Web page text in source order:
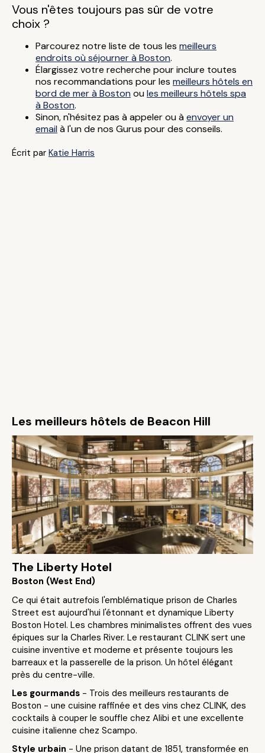
Vous n'êtes toujours pas sûr de votre
choix ?
Parcourez notre liste de tous les meilleurs
endroits où séjourner à Boston.
Élargissez votre recherche pour inclure toutes
nos recommandations pour les meilleurs hôtels en
bord de mer à Boston oules meilleurs hôtels spa
à Boston.
Sinon, n'hésitez pas à appeler ou àenvoyer un
email à l'un de nos Gurus pour des conseils.
Écrit par Katie Harris
Les meilleurs hôtels de Beacon Hill
The Liberty Hotel
Boston (West End)
Ce qui était autrefois l'emblématique prison de Charles
Street est aujourd'hui l'étonnant et dynamique Liberty
Boston Hotel. Les chambres minimalistes offrent des vues
épiques sur la Charles River. Le restaurant CLINK sert une
cuisine inventive et moderne et présente toujours les
barreaux et la passerelle de la prison. Un hôtel élégant
près du centre-ville.
Les gourmands - Trois des meilleurs restaurants de
Boston - une cuisine raffinée et des vins chez CLINK, des
cocktails à couper le souffle chez Alibi et une excellente
cuisine italienne chez Scampo.
Style urbain - Une prison datant de 1851, transformée en